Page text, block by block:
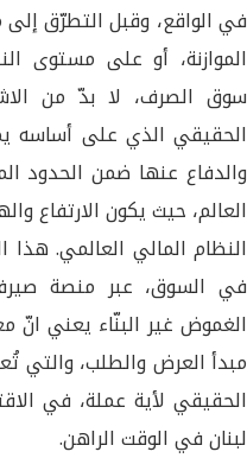
في الواقع، وقبل التطرّق
الموازنة، أو على مستوى
سوق الصرف، لا بدّ من
الحقيقي الذي على أساسه
والدفاع عنها ضمن الحدود
العالم، حيث يكون
النظام المالي العالمي.
في السوق، عبر منصة
الغموض غير البنّاء يعني انّ
مبدأ العرض والطلب، والتي
الحقيقي لأية عملة، في
لبنان في الوقت الراهن.